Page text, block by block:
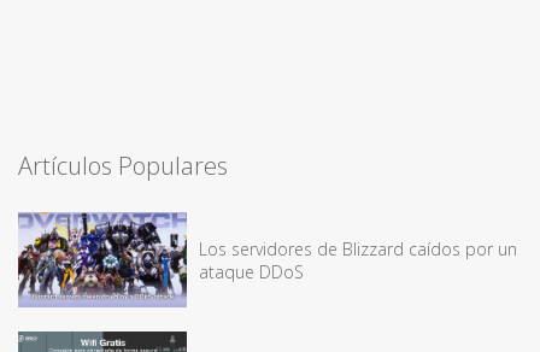
Artículos Populares
Los servidores de Blizzard caídos por un
ataque DDoS